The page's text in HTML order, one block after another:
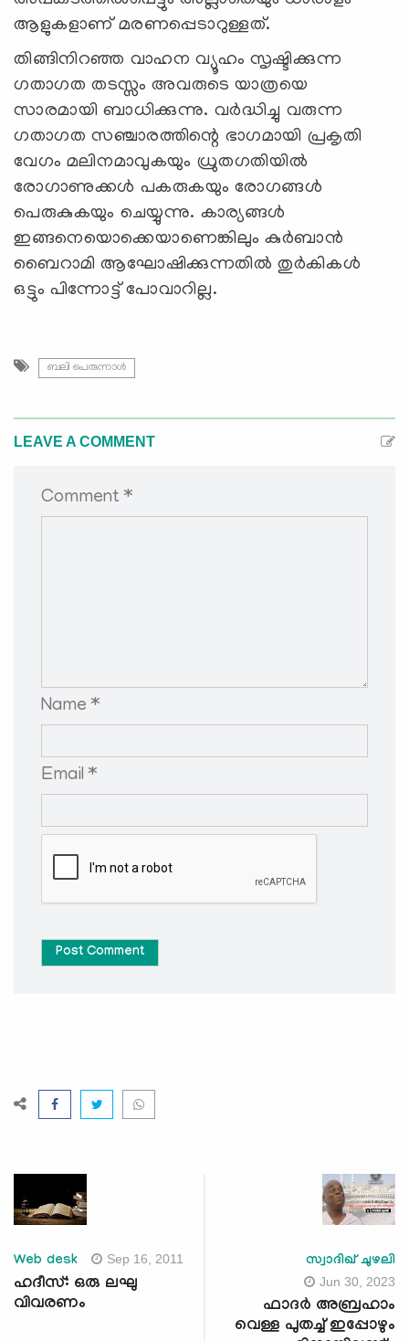
ആളുകളാണ് മരണപ്പെടാറുള്ളത്.
തിങ്ങിനിറഞ്ഞ വാഹന വ്യൂഹം സൃഷ്ടിക്കുന്ന
ഗതാഗത തടസ്സം അവരുടെ യാത്രയെ
സാരമായി ബാധിക്കുന്നു. വർദ്ധിച്ചു വരുന്ന
ഗതാഗത സഞ്ചാരത്തിന്റെ ഭാഗമായി പ്രകൃതി
വേഗം മലിനമാവുകയും ധ്രുതഗതിയിൽ
രോഗാണുക്കൾ പകരുകയും രോഗങ്ങൾ
പെരുകുകയും ചെയ്യുന്നു. കാര്യങ്ങള്‍
ഇങ്ങനെയൊക്കെയാണെങ്കിലും കുര്‍ബാന്‍
ബൈറാമി ആഘോഷിക്കുന്നതില്‍ തുര്‍കികള്‍
ഒട്ടും പിന്നോട്ട് പോവാറില്ല.
ബലി പെരുന്നാൾ
LEAVE A COMMENT
Comment *
Name *
Email *
Post Comment
Web desk Sep 16, 2011
ഹദീസ്: ഒരു ലഘു
വിവരണം
സ്വാദിഖ് ചുഴലി
Jun 30, 2023
ഫാദർ അബ്രഹാം
വെള്ള പുതച്ച് ഇപ്പോഴും